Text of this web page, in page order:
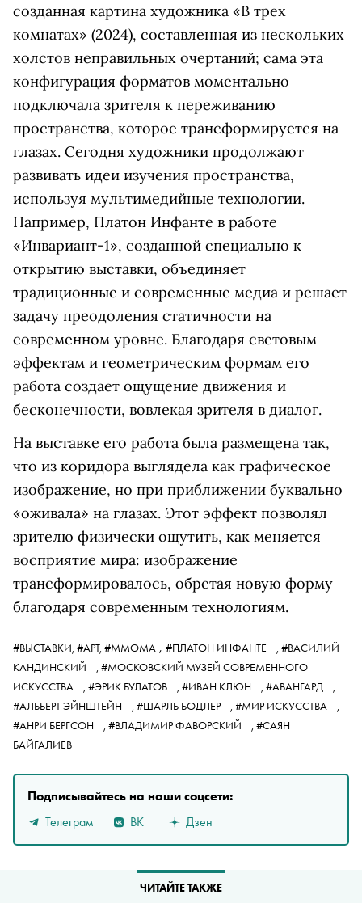
созданная картина художника «В трех
комнатах» (2024), составленная из нескольких
холстов неправильных очертаний; сама эта
конфигурация форматов моментально
подключала зрителя к переживанию
пространства, которое трансформируется на
глазах. Сегодня художники продолжают
развивать идеи изучения пространства,
используя мультимедийные технологии.
Например, Платон Инфанте в работе
«Инвариант-1», созданной специально к
открытию выставки, объединяет
традиционные и современные медиа и решает
задачу преодоления статичности на
современном уровне. Благодаря световым
эффектам и геометрическим формам его
работа создает ощущение движения и
бесконечности, вовлекая зрителя в диалог.
На выставке его работа была размещена так,
что из коридора выглядела как графическое
изображение, но при приближении буквально
«оживала» на глазах. Этот эффект позволял
зрителю физически ощутить, как меняется
восприятие мира: изображение
трансформировалось, обретая новую форму
благодаря современным технологиям.
#ВЫСТАВКИ, #АРТ, #ММОМА , #ПЛАТОН ИНФАНТЕ , #ВАСИЛИЙ
КАНДИНСКИЙ
, #МОСКОВСКИЙ МУЗЕЙ СОВРЕМЕННОГО
ИСКУССТВА
, #ЭРИК БУЛАТОВ , #ИВАН КЛЮН , #АВАНГАРД
,
#АЛЬБЕРТ ЭЙНШТЕЙН
, #ШАРЛЬ БОДЛЕР , #МИР ИСКУССТВА
,
#АНРИ БЕРГСОН
, #ВЛАДИМИР ФАВОРСКИЙ , #САЯН
БАЙГАЛИЕВ
Подписывайтесь на наши соцсети:
Телеграм
ВК Дзен
ЧИТАЙТЕ ТАКЖЕ